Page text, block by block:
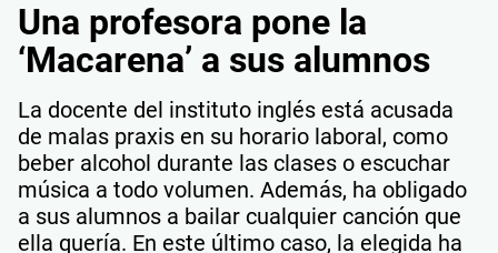
Una profesora pone la
‘Macarena’ a sus alumnos
La docente del instituto inglés está acusada
de malas praxis en su horario laboral, como
beber alcohol durante las clases o escuchar
música a todo volumen. Además, ha obligado
a sus alumnos a bailar cualquier canción que
ella quería. En este último caso, la elegida ha